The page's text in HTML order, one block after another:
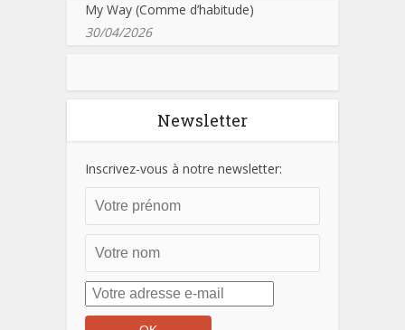
My Way (Comme d’habitude)
30/04/2026
Newsletter
Inscrivez-vous à notre newsletter: